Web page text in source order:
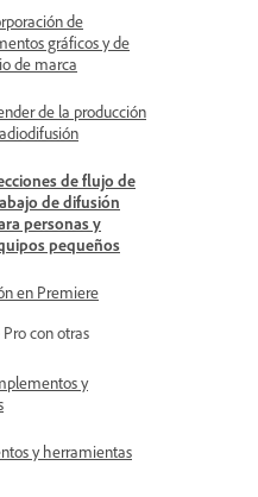
de
gráficos y de
de marca
de la producción
de flujo de
de difusión
personas y
pequeños
en Premiere
con otras
y
y herramientas